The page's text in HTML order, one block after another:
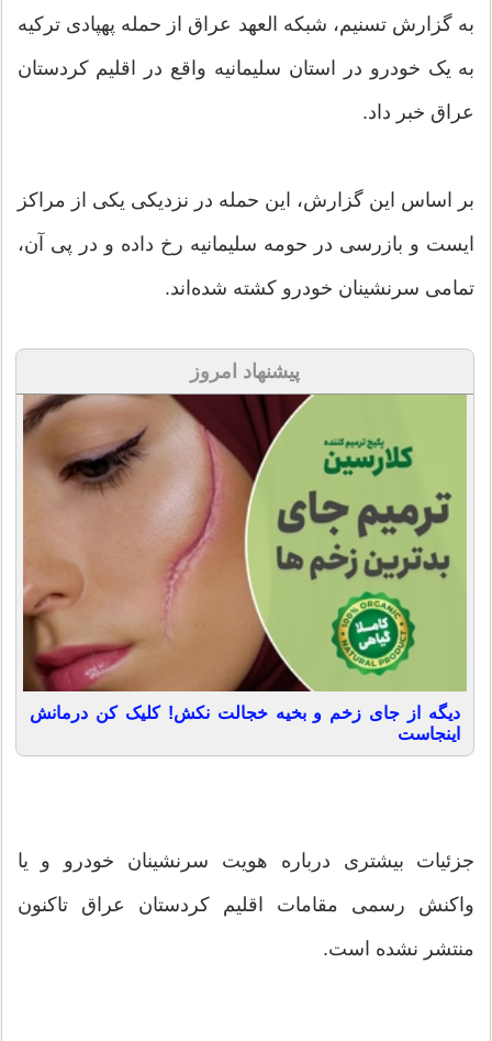
به گزارش تسنیم، شبکه العهد عراق از حمله پهپادی ترکیه
به یک خودرو در استان سلیمانیه واقع در اقلیم کردستان
عراق خبر داد.
بر اساس این گزارش، این حمله در نزدیکی یکی از مراکز
ایست و بازرسی در حومه سلیمانیه رخ داده و در پی آن،
تمامی سرنشینان خودرو کشته شده‌اند.
پیشنهاد امروز
دیگه از جای زخم و بخیه خجالت نکش! کلیک کن درمانش
اینجاست
جزئیات بیشتری درباره هویت سرنشینان خودرو و یا
واکنش رسمی مقامات اقلیم کردستان عراق تاکنون
منتشر نشده است.